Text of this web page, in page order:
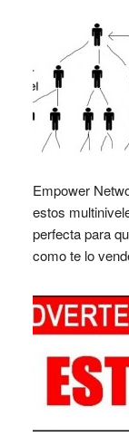
Empower
estos
perfecta para
como te lo